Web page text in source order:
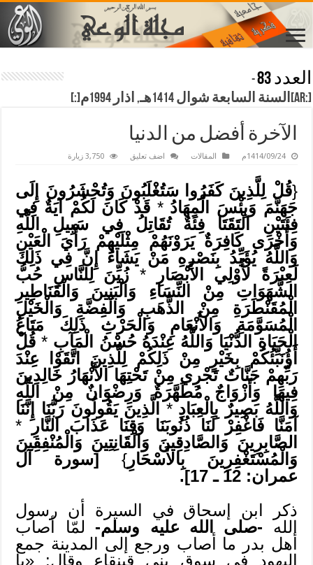
العدد 83
-
[:ar]السنة السابعة شوال 1414هـ, اذار 1994م[:]
الآخرة أفضل من الدنيا
1414/09/24م المقالات اضف تعليق 3,750 زيارة
{قُلْ لِلَّذِينَ كَفَرُوا سَتُغْلَبُونَ وَتُحْشَرُونَ إِلَى
جَهَنَّمَ وَبِئْسَ الْمِهَادُ* قَدْ كَانَ لَكُمْ آيَةٌ فِي
فِئَتَيْنِ الْتَقَتَا فِئَةٌ تُقَاتِلُ فِي سَبِيلِ اللَّهِ
وَأُخْرَى كَافِرَةٌ يَرَوْنَهُمْ مِثْلَيْهِمْ رَأْيَ الْعَيْنِ
وَاللَّهُ يُؤَيِّدُ بِنَصْرِهِ مَنْ يَشَاءُ إِنَّ فِي ذَلِكَ
لَعِبْرَةً لأُوْلِي الأَبْصَارِ *زُيِّنَ لِلنَّاسِ حُبُّ
الشَّهَوَاتِ مِنْ النِّسَاءِ وَالْبَنِينَ وَالْقَنَاطِيرِ
الْمُقَنْطَرَةِ مِنْ الذَّهَبِ وَالْفِضَّةِ وَالْخَيْلِ
الْمُسَوَّمَةِ وَالأَنْعَامِ وَالْحَرْثِ ذَلِكَ مَتَاعُ
الْحَيَاةِ الدُّنْيَا وَاللَّهُ عِنْدَهُ حُسْنُ الْمَآبِ *قُلْ
أَؤُنَبِّئُكُمْ بِخَيْرٍ مِنْ ذَلِكُمْ لِلَّذِينَ اتَّقَوْا عِنْدَ
رَبِّهِمْ جَنَّاتٌ تَجْرِي مِنْ تَحْتِهَا الأَنْهَارُ خَالِدِينَ
فِيهَا وَأَزْوَاجٌ مُطَهَّرَةٌ وَرِضْوَانٌ مِنْ اللَّهِ
وَاللَّهُ بَصِيرٌ بِالْعِبَادِ* الَّذِينَ يَقُولُونَ رَبَّنَا إِنَّنَا
آمَنَّا فَاغْفِرْ لَنَا ذُنُوبَنَا وَقِنَا عَذَابَ النَّارِ *
الصَّابِرِينَ وَالصَّادِقِينَ وَالْقَانِتِينَ وَالْمُنْفِقِينَ
وَالْمُسْتَغْفِرِينَ بِالأَسْحَارِ} [سورة آل
عمران: 12 ـ 17].
ذكر ابن إسحاق في السيرة أن رسول
الله -صلى الله عليه وسلم- لمّا أصاب
أهل بدر ما أصاب ورجع إلى المدينة جمع
اليهود في سوق بني قينقاع وقال: «يا